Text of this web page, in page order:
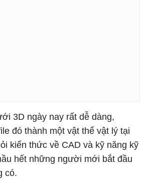
3D ngày nay rất dễ dàng,
đó thành một vật thể vật lý tại
kiến ​​thức về CAD và kỹ năng kỹ
hết những người mới bắt đầu
có.